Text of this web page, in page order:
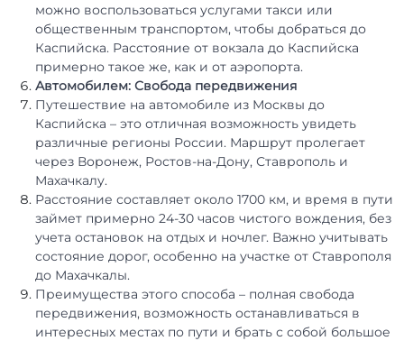
можно воспользоваться услугами такси или
общественным транспортом, чтобы добраться до
Каспийска. Расстояние от вокзала до Каспийска
примерно такое же, как и от аэропорта.
Автомобилем: Свобода передвижения
Путешествие на автомобиле из Москвы до
Каспийска – это отличная возможность увидеть
различные регионы России. Маршрут пролегает
через Воронеж, Ростов-на-Дону, Ставрополь и
Махачкалу.
Расстояние составляет около 1700 км, и время в пути
займет примерно 24-30 часов чистого вождения, без
учета остановок на отдых и ночлег. Важно учитывать
состояние дорог, особенно на участке от Ставрополя
до Махачкалы.
Преимущества этого способа – полная свобода
передвижения, возможность останавливаться в
интересных местах по пути и брать с собой большое